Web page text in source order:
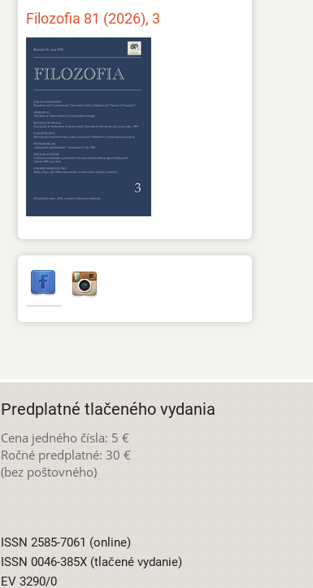
Filozofia 81 (2026), 3
Predplatné tlačeného vydania
Cena jedného čísla: 5 €
Ročné predplatné: 30 €
(bez poštovného)
ISSN 2585-7061 (online)
ISSN 0046-385X (tlačené vydanie)
EV 3290/0